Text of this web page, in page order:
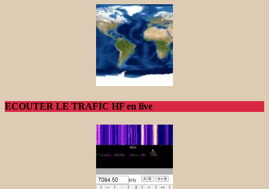
ECOUTER LE TRAFIC HF en live